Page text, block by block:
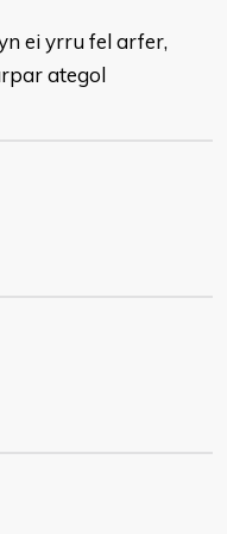
ei yrru fel arfer,
ategol